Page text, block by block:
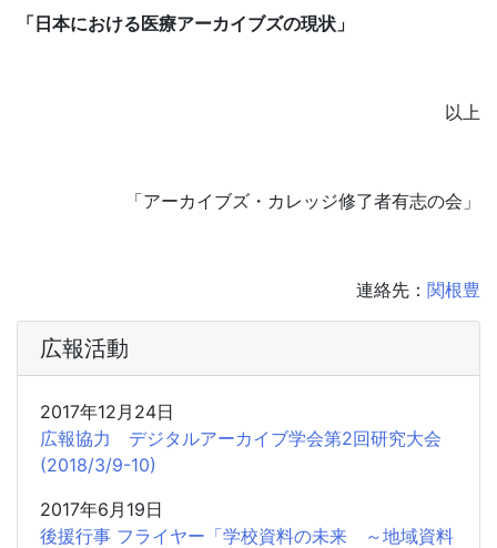
「日本における医療アーカイブズの現状」
以上
「アーカイブズ・カレッジ修了者有志の会」
連絡先： 関根豊
広報活動
2017年12月24日
広報協力 デジタルアーカイブ学会第2回研究大会
(2018/3/9-10)
2017年6月19日
後援行事 フライヤー「学校資料の未来 ～地域資料